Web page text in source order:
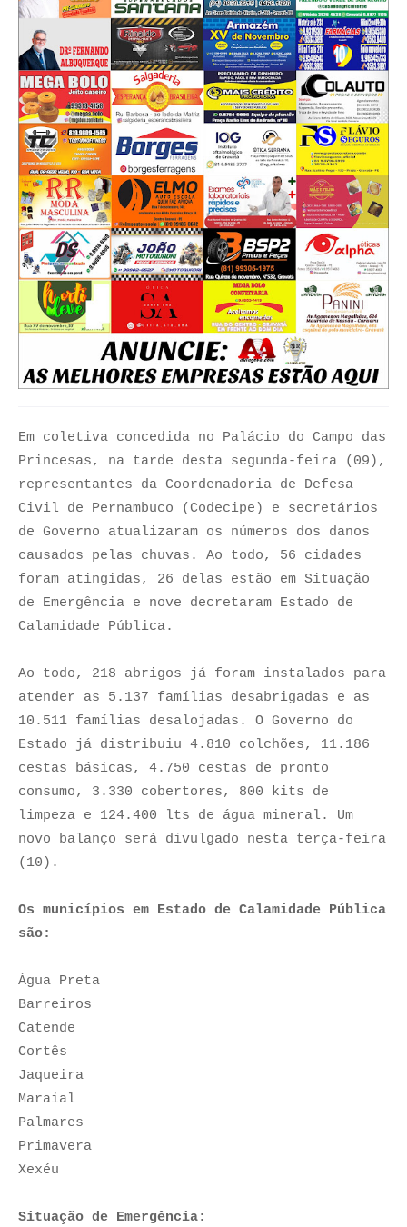
Em coletiva concedida no Palácio do Campo das
Princesas, na tarde desta segunda-feira (09),
representantes da Coordenadoria de Defesa
Civil de Pernambuco (Codecipe) e secretários
de Governo atualizaram os números dos danos
causados pelas chuvas. Ao todo, 56 cidades
foram atingidas, 26 delas estão em Situação
de Emergência e nove decretaram Estado de
Calamidade Pública.
Ao todo, 218 abrigos já foram instalados para
atender as 5.137 famílias desabrigadas e as
10.511 famílias desalojadas. O Governo do
Estado já distribuiu 4.810 colchões, 11.186
cestas básicas, 4.750 cestas de pronto
consumo, 3.330 cobertores, 800 kits de
limpeza e 124.400 lts de água mineral. Um
novo balanço será divulgado nesta terça-feira
(10).
Os municípios em Estado de Calamidade Pública
são:
Água Preta
Barreiros
Catende
Cortês
Jaqueira
Maraial
Palmares
Primavera
Xexéu
Situação de Emergência: